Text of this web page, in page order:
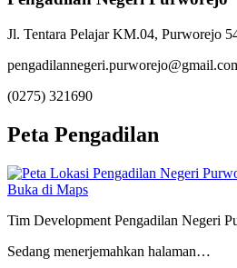
Jl. Tentara Pelajar KM.04, Purworejo
(0275) 321690
Peta Pengadilan
Buka di Maps
Tim Development Pengadilan Negeri
Sedang menerjemahkan halaman…